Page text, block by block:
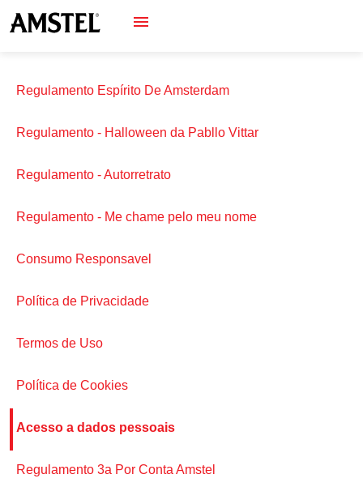
Regulamento Espírito De Amsterdam
Regulamento - Halloween da Pabllo Vittar
Regulamento - Autorretrato
Regulamento - Me chame pelo meu nome
Consumo Responsavel
Política de Privacidade
Termos de Uso
Política de Cookies
Acesso a dados pessoais
Regulamento 3a Por Conta Amstel